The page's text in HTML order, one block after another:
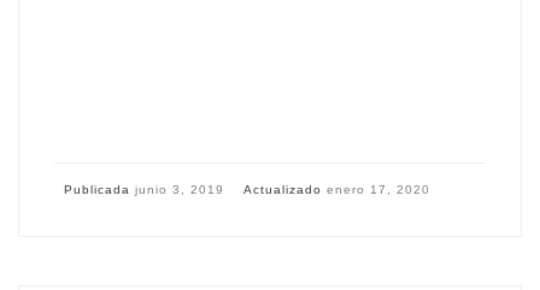
Publicadajunio 3, 2019 Actualizadoenero 17, 2020